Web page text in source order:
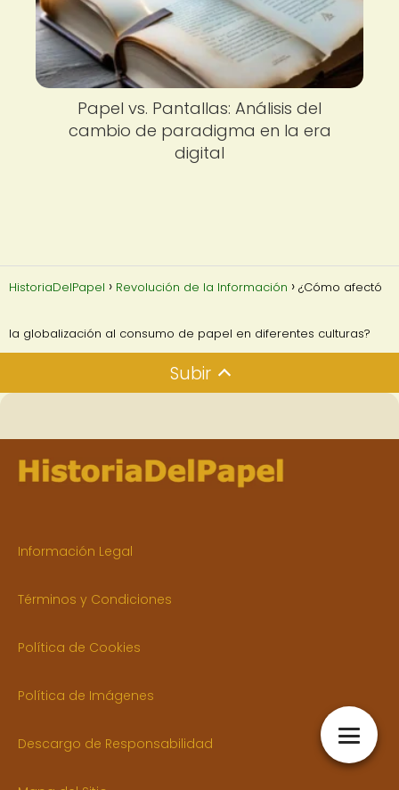
Papel vs. Pantallas: Análisis del
cambio de paradigma en la era
digital
HistoriaDelPapel Revolución de la Información ¿Cómo afectó
la globalización al consumo de papel en diferentes culturas?
Subir
Información Legal
Términos y Condiciones
Política de Cookies
Política de Imágenes
Descargo de Responsabilidad